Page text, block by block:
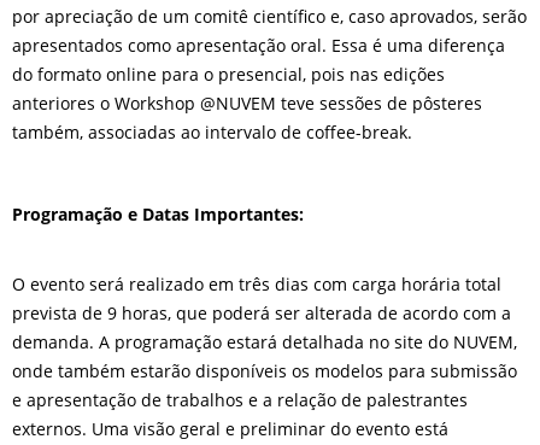
por apreciação de um comitê científico e, caso aprovados, serão
apresentados como apresentação oral. Essa é uma diferença
do formato online para o presencial, pois nas edições
anteriores o Workshop @NUVEM teve sessões de pôsteres
também, associadas ao intervalo de coffee-break.
Programação e Datas Importantes:
O evento será realizado em três dias com carga horária total
prevista de 9 horas, que poderá ser alterada de acordo com a
demanda. A programação estará detalhada no site do NUVEM,
onde também estarão disponíveis os modelos para submissão
e apresentação de trabalhos e a relação de palestrantes
externos. Uma visão geral e preliminar do evento está